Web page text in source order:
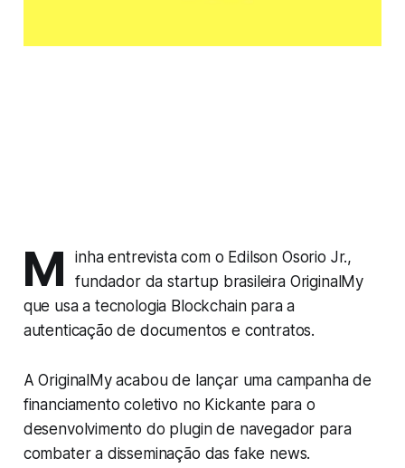
M
inha entrevista com o Edilson Osorio Jr.,
fundador da startup brasileira OriginalMy
que usa a tecnologia Blockchain para a
autenticação de documentos e contratos.
A OriginalMy acabou de lançar uma campanha de
financiamento coletivo no Kickante para o
desenvolvimento do plugin de navegador para
combater a disseminação das fake news.